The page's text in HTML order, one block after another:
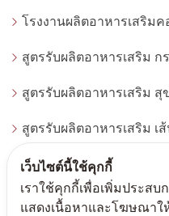
โรงงานผลิตอาหารเสริม
สูตรรับผลิตอาหารเสริม ก
สูตรรับผลิตอาหารเสริม
สูตรรับผลิตอาหารเสริม เ
สูตรรับผลิตอาหารเสริม สิว
รับผลิตอาหารเสริม ดวงตา
เว็บไซต์นี้ใช้คุกกี้
เราใช้คุกกี้เพื่อเพิ่มประส
แสดงเนื้อหาและโฆษณาใ